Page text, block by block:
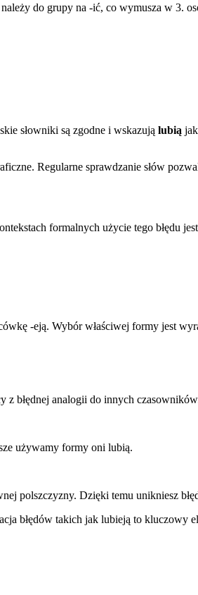
do grupy na -ić, co wymusza w 3.
słowniki są zgodne i wskazują lubią
Regularne sprawdzanie słów
formalnych użycie tego błędu
-eją. Wybór właściwej formy jest
z błędnej analogii do innych
używamy formy oni lubią.
polszczyzny. Dzięki temu unikniesz
błędów takich jak lubieją to kluczowy